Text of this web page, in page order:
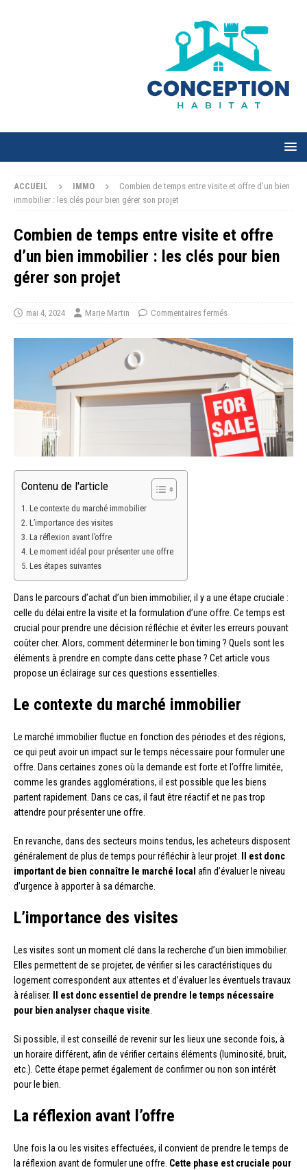
ACCUEIL IMMO
Combien de temps entre visite et offre d’un bien
immobilier : les clés pour bien gérer son projet
Combien de temps entre visite et offre
d’un bien immobilier : les clés pour bien
gérer son projet
mai 4, 2024 Marie Martin Commentaires fermés
Contenu de l'article
Le contexte du marché immobilier
L’importance des visites
La réflexion avant l’offre
Le moment idéal pour présenter une offre
Les étapes suivantes
Dans le parcours d’achat d’un bien immobilier, il y a une étape cruciale :
celle du délai entre la visite et la formulation d’une offre. Ce temps est
crucial pour prendre une décision réfléchie et éviter les erreurs pouvant
coûter cher. Alors, comment déterminer le bon timing ? Quels sont les
éléments à prendre en compte dans cette phase ? Cet article vous
propose un éclairage sur ces questions essentielles.
Le contexte du marché immobilier
Le marché immobilier fluctue en fonction des périodes et des régions,
ce qui peut avoir un impact sur le temps nécessaire pour formuler une
offre. Dans certaines zones où la demande est forte et l’offre limitée,
comme les grandes agglomérations, il est possible que les biens
partent rapidement. Dans ce cas, il faut être réactif et ne pas trop
attendre pour présenter une offre.
En revanche, dans des secteurs moins tendus, les acheteurs disposent
généralement de plus de temps pour réfléchir à leur projet.
Il est donc
important de bien connaître le marché local afin d’évaluer le niveau
d’urgence à apporter à sa démarche.
L’importance des visites
Les visites sont un moment clé dans la recherche d’un bien immobilier.
Elles permettent de se projeter, de vérifier si les caractéristiques du
logement correspondent aux attentes et d’évaluer les éventuels travaux
à réaliser.
Il est donc essentiel de prendre le temps nécessaire
pour bien analyser chaque visite
Si possible, il est conseillé de revenir sur les lieux une seconde fois, à
un horaire différent, afin de vérifier certains éléments (luminosité, bruit,
etc.). Cette étape permet également de confirmer ou non son intérêt
pour le bien.
La réflexion avant l’offre
Une fois la ou les visites effectuées, il convient de prendre le temps de
la réflexion avant de formuler une offre. Cette phase est cruciale pour